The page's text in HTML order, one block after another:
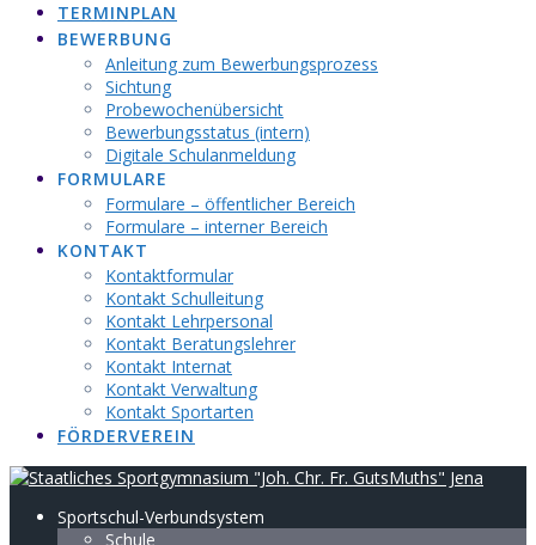
TERMINPLAN
BEWERBUNG
Anleitung zum Bewerbungsprozess
Sichtung
Probewochenübersicht
Bewerbungsstatus (intern)
Digitale Schulanmeldung
FORMULARE
Formulare – öffentlicher Bereich
Formulare – interner Bereich
KONTAKT
Kontaktformular
Kontakt Schulleitung
Kontakt Lehrpersonal
Kontakt Beratungslehrer
Kontakt Internat
Kontakt Verwaltung
Kontakt Sportarten
FÖRDERVEREIN
Sportschul-Verbundsystem
Schule